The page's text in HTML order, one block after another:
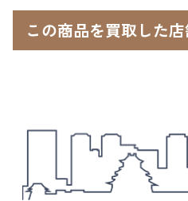
この商品を買取した